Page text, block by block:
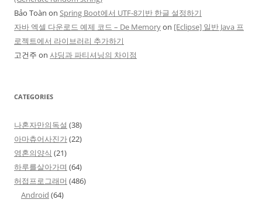
Bảo Toàn on Spring Boot에서 UTF-8기반 한글 설정하기
자바 엑셀 다운로드 예제 코드 – De Memoryon [Eclipse] 일반 Java 프
로젝트에서 라이브러리 추가하기
고건주 on 샤딩과 파티셔닝의 차이점
CATEGORIES
나혼자만의독설 (38)
아마츄어사진가(22)
영혼의양식 (21)
하루를살아가며 (64)
허접프로그래머 (486)
Android (64)